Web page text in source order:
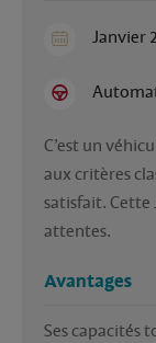
Janvier
C’est un
aux critères
satisfait. Cette
attentes.
Avantages
Ses capacités